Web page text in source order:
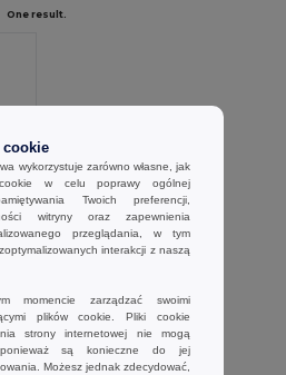
One result.
cookie
wykorzystuje zarówno własne, jak
w celu poprawy ogólnej
Twoich preferencji,
witryny oraz zapewnienia
przeglądania, w tym
interakcji z naszą
momencie zarządzać swoimi
plików cookie. Pliki cookie
strony internetowej nie mogą
ponieważ są konieczne do jej
Możesz jednak zdecydować,